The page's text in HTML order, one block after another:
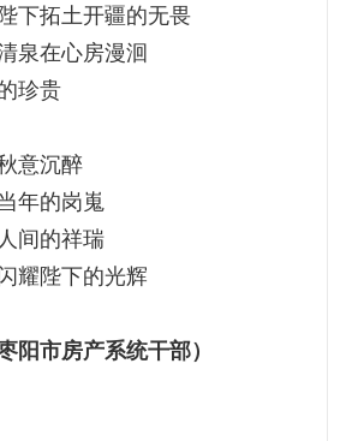
下拓土开疆的无畏
泉在心房漫洄
珍贵
意沉醉
年的岗嵬
间的祥瑞
耀陛下的光辉
阳市房产系统干部）